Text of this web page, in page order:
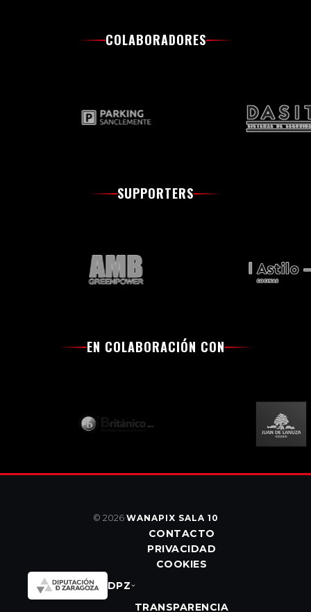
COLABORADORES
SUPPORTERS
EN COLABORACIÓN CON
© 2026 WANAPIX SALA 10
CONTACTO
PRIVACIDAD
COOKIES
DPZ
TRANSPARENCIA